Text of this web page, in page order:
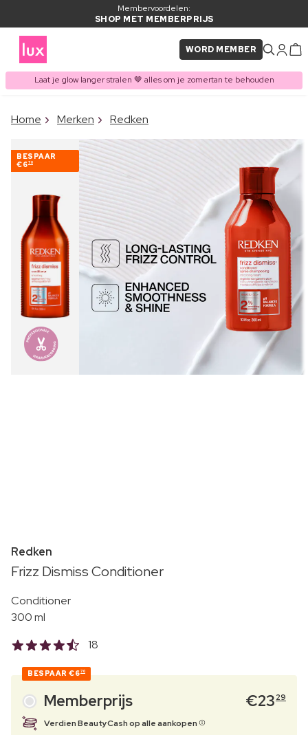
Membervoordelen:
SHOP MET MEMBERPRIJS
WORD MEMBER
Laat je glow langer stralen 🤎 alles om je zomertan te behouden
ITEM TOEGEVOEGD AAN
WINKELMAND
Home Merken Redken
BESPAAR
€670
Redken
Frizz Dismiss Conditioner
Conditioner
300 ml
18
BESPAAR €670
Memberprijs €23 29
Verdien BeautyCash op alle aankopen